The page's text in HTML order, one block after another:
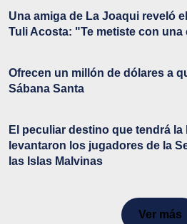
Una amiga de La Joaqui reveló
Tuli Acosta: "Te metiste con una
Ofrecen un millón de dólares a
Sábana Santa
El peculiar destino que tendrá la
levantaron los jugadores de la
las Islas Malvinas
Ver más